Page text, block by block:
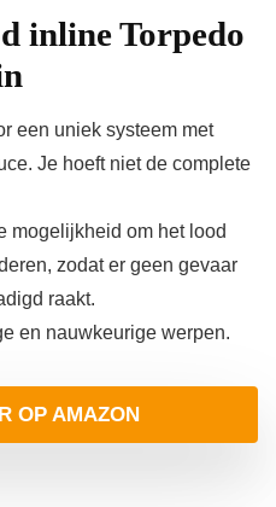
inline Torpedo
een uniek systeem met
Je hoeft niet de complete
mogelijkheid om het lood
zodat er geen gevaar
raakt.
en nauwkeurige werpen.
OP AMAZON